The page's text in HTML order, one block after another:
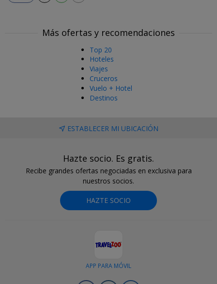
Más ofertas y recomendaciones
Top 20
Hoteles
Viajes
Cruceros
Vuelo + Hotel
Destinos
ESTABLECER MI UBICACIÓN
Hazte socio. Es gratis.
Recibe grandes ofertas negociadas en exclusiva para
nuestros socios.
HAZTE SOCIO
APP PARA MÓVIL